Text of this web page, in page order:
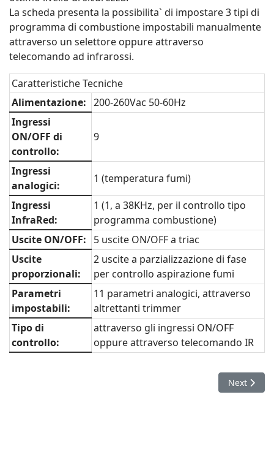
La scheda presenta la possibilita` di impostare 3 tipi di
programma di combustione impostabili manualmente
attraverso un selettore oppure attraverso
telecomando ad infrarossi.
Caratteristiche Tecniche
Alimentazione: 200-260Vac 50-60Hz
Ingressi
ON/OFF di
controllo:
9
Ingressi
analogici:
1 (temperatura fumi)
Ingressi
InfraRed:
1 (1, a 38KHz, per il controllo tipo
programma combustione)
Uscite ON/OFF:
5 uscite ON/OFF a triac
Uscite
proporzionali:
2 uscite a parzializzazione di fase
per controllo aspirazione fumi
Parametri
impostabili:
11 parametri analogici, attraverso
altrettanti trimmer
Tipo di
controllo:
attraverso gli ingressi ON/OFF
oppure attraverso telecomando IR
Next
Next